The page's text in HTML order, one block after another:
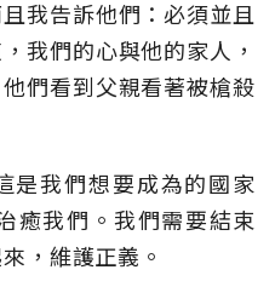
我告訴他們：必須並且
我們的心與他的家人，
們看到父親看著被槍殺
是我們想要成為的國家
癒我們。我們需要結束
，維護正義。